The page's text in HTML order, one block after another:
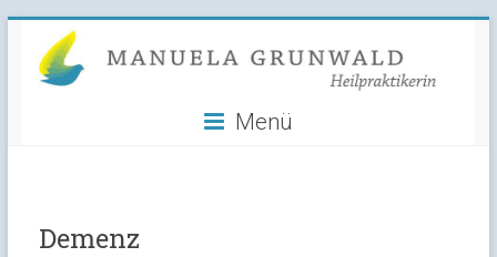
content
Manuela
Grunwald
Menü
Demenz